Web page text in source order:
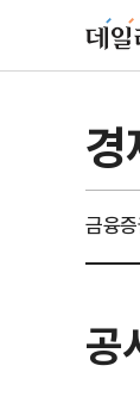
경
금융
공